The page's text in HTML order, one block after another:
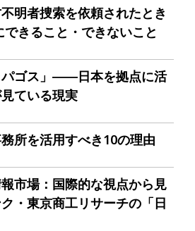
明者捜索を依頼されたとき
きること・できないこと
パゴス」――日本を拠点に活
ている現実
所を活用すべき10の理由
市場：国際的な視点から見
・東京商工リサーチの「日